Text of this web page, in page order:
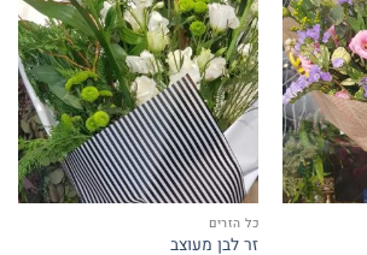
כל הזרים
זר לבן מעוצב